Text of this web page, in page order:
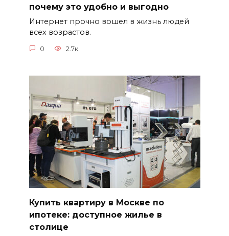
почему это удобно и выгодно
Интернет прочно вошел в жизнь людей
всех возрастов.
0 2.7к.
Купить квартиру в Москве по
ипотеке: доступное жилье в
столице